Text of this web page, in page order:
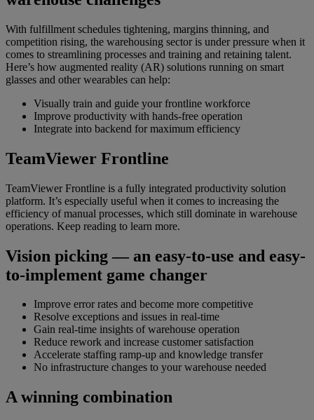
With fulfillment schedules tightening, margins thinning, and
competition rising, the warehousing sector is under pressure when it
comes to streamlining processes and training and retaining talent.
Here’s how augmented reality (AR) solutions running on smart
glasses and other wearables can help:
Visually train and guide your frontline workforce
Improve productivity with hands-free operation
Integrate into backend for maximum efficiency
TeamViewer Frontline
TeamViewer Frontline is a fully integrated productivity solution
platform. It’s especially useful when it comes to increasing the
efficiency of manual processes, which still dominate in warehouse
operations. Keep reading to learn more.
Vision picking — an easy-to-use and easy-
to-implement game changer
Improve error rates and become more competitive
Resolve exceptions and issues in real-time
Gain real-time insights of warehouse operation
Reduce rework and increase customer satisfaction
Accelerate staffing ramp-up and knowledge transfer
No infrastructure changes to your warehouse needed
A winning combination